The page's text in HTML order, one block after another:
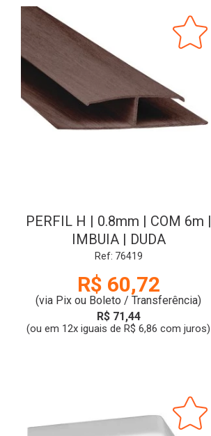
PERFIL H | 0.8mm | COM 6m |
IMBUIA | DUDA
Ref: 76419
R$ 60,72
(via Pix ou Boleto / Transferência)
R$ 71,44
(ou em 12x iguais de R$ 6,86 com juros)